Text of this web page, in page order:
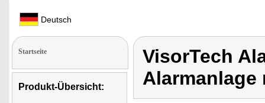
Deutsch
Startseite
Produkt-Übersicht:
VisorTech